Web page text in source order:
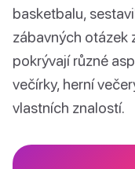
basketbalu,
zábavných otázek
pokrývají různé
večírky, herní
vlastních znalostí.